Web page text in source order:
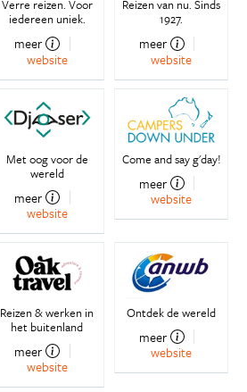
Verre reizen. Voor
iedereen uniek.
meer
website
Reizen van nu. Sinds
1927.
meer
website
Met oog voor de
wereld
meer
website
Come and say g'day!
meer
website
Reizen & werken in
het buitenland
meer
website
Ontdek de wereld
meer
website